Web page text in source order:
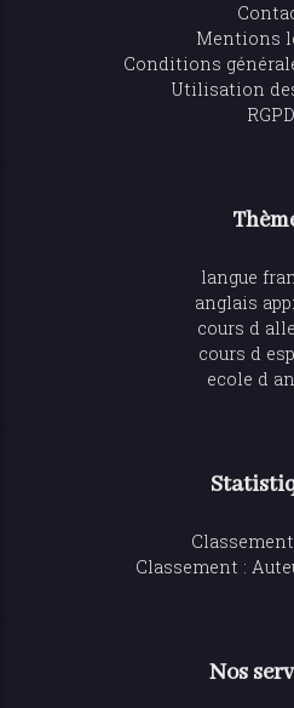
Mentions
Conditions
Utilisation
RGPD
langue
anglais
cours d
cours d
ecole d
Classement :
Nos